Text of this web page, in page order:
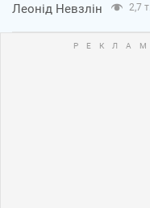
Леонід Невзлін 2,7 т.